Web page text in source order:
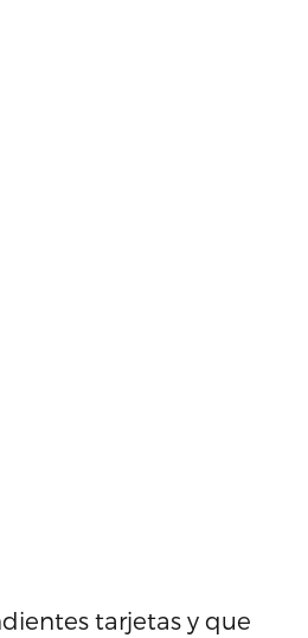
tarjetas y que